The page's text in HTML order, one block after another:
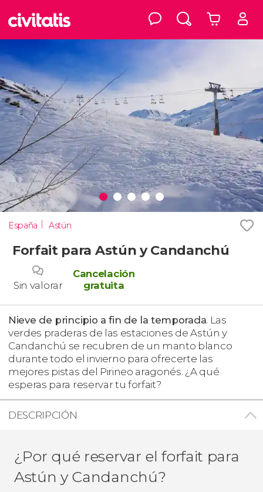
España Astún
Forfait para Astún y Candanchú
Sin valorar
Cancelación
gratuita
Nieve de principio a fin de la temporada. Las
verdes praderas de las estaciones de Astún y
Candanchú se recubren de un manto blanco
durante todo el invierno para ofrecerte las
mejores pistas del Pirineo aragonés. ¿A qué
esperas para reservar tu forfait?
DESCRIPCIÓN
¿Por qué reservar el forfait para
Astún y Candanchú?